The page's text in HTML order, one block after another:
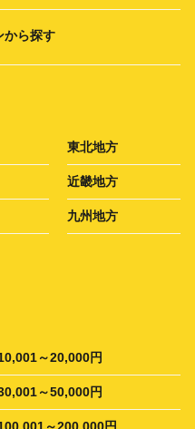
から探す
東北地方
近畿地方
九州地方
～20,000円
～50,000円
～200,000円